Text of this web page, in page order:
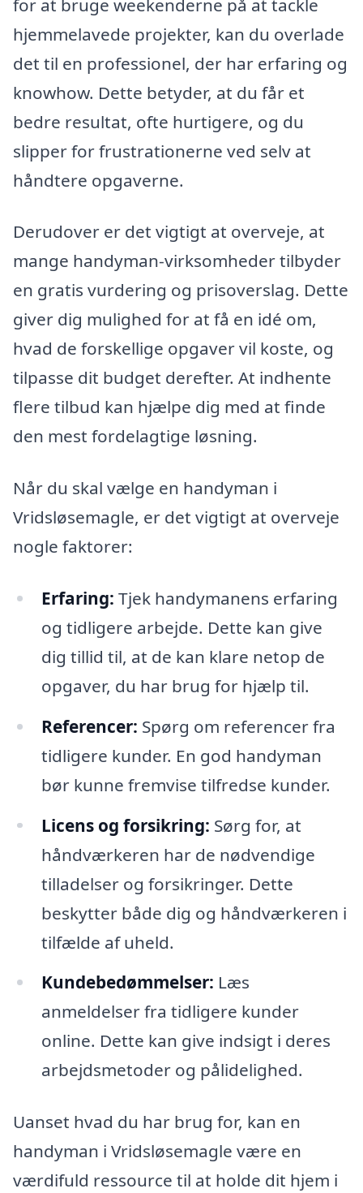
for at bruge weekenderne på at tackle
hjemmelavede projekter, kan du overlade
det til en professionel, der har erfaring og
knowhow. Dette betyder, at du får et
bedre resultat, ofte hurtigere, og du
slipper for frustrationerne ved selv at
håndtere opgaverne.
Derudover er det vigtigt at overveje, at
mange handyman-virksomheder tilbyder
en gratis vurdering og prisoverslag. Dette
giver dig mulighed for at få en idé om,
hvad de forskellige opgaver vil koste, og
tilpasse dit budget derefter. At indhente
flere tilbud kan hjælpe dig med at finde
den mest fordelagtige løsning.
Når du skal vælge en handyman i
Vridsløsemagle, er det vigtigt at overveje
nogle faktorer:
Erfaring: Tjek handymanens erfaring
og tidligere arbejde. Dette kan give
dig tillid til, at de kan klare netop de
opgaver, du har brug for hjælp til.
Referencer: Spørg om referencer fra
tidligere kunder. En god handyman
bør kunne fremvise tilfredse kunder.
Licens og forsikring: Sørg for, at
håndværkeren har de nødvendige
tilladelser og forsikringer. Dette
beskytter både dig og håndværkeren i
tilfælde af uheld.
Kundebedømmelser: Læs
anmeldelser fra tidligere kunder
online. Dette kan give indsigt i deres
arbejdsmetoder og pålidelighed.
Uanset hvad du har brug for, kan en
handyman i Vridsløsemagle være en
værdifuld ressource til at holde dit hjem i